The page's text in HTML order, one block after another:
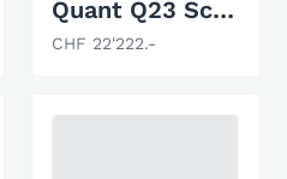
Quant Q23 Scow Foiler
CHF 22'222.-